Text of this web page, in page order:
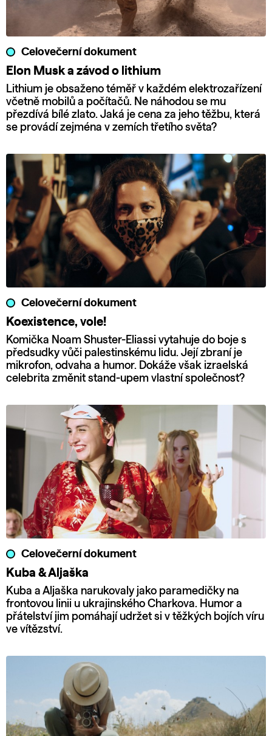
Celovečerní dokument
Elon Musk a závod o lithium
Lithium je obsaženo téměř v každém elektrozařízení
včetně mobilů a počítačů. Ne náhodou se mu
přezdívá bílé zlato. Jaká je cena za jeho těžbu, která
se provádí zejména v zemích třetího světa?
Celovečerní dokument
Koexistence, vole!
Komička Noam Shuster-Eliassi vytahuje do boje s
předsudky vůči palestinskému lidu. Její zbraní je
mikrofon, odvaha a humor. Dokáže však izraelská
celebrita změnit stand-upem vlastní společnost?
Celovečerní dokument
Kuba & Aljaška
Kuba a Aljaška narukovaly jako paramedičky na
frontovou linii u ukrajinského Charkova. Humor a
přátelství jim pomáhají udržet si v těžkých bojích víru
ve vítězství.